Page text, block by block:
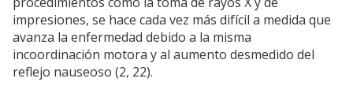
impresiones, se hace cada vez más difícil a medida que
avanza la enfermedad debido a la misma
incoordinación motora y al aumento desmedido del
reflejo nauseoso (2, 22).